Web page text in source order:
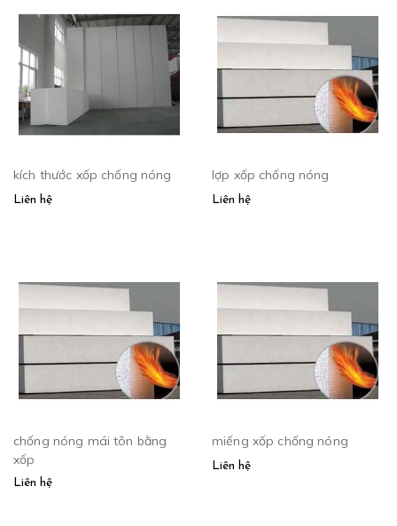
kích thước xốp chống nóng
Liên hệ
lợp xốp chống nóng
Liên hệ
chống nóng mái tôn bằng
xốp
Liên hệ
miếng xốp chống nóng
Liên hệ